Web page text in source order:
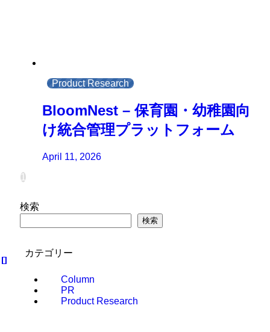
Product Research
BloomNest – 保育園・幼稚園向
け統合管理プラットフォーム
April 11, 2026
1
検索
検索
カテゴリー
Column
PR
Product Research